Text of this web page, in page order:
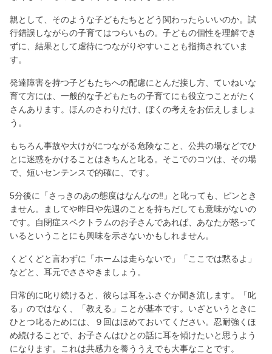
親として、そのような子どもたちとどう関わったらいいのか。試
行錯誤しながらの子育てはつらいもの。子どもの個性を理解でき
ずに、結果として虐待につながりやすいことも指摘されていま
す。
発達障害を持つ子どもたちへの配慮にとんだ接し方、ていねいな
育て方には、一般的な子どもたちの子育てにも役立つことがたく
さんあります。ほんのさわりだけ、ぼくの考えをお伝えしましょ
う。
もちろん事故や大けがにつながる危険なこと、公共の場などでひ
とに迷惑をかけることはきちんと叱る。そこでのコツは、その場
で、短いセンテンスで的確に、です。
5分後に「さっきのあの態度はなんなの‼」と叱っても、ピンとき
ません。ましてや昨日や先週のことを持ちだしても意味がないの
です。自閉症スペクトラムのお子さんであれば、あなたが怒って
いるということにも興味を示さないかもしれません。
くどくどと言わずに「ホームは走らないで」「ここでは黙るよ」
などと、耳元でささやきましょう。
日常的に叱り続けると、彼らは耳をふさぐか聞き流します。「叱
る」のではなく、「教える」ことが基本です。いざというときに
ひとつ叱るためには、９回はほめておいてください。忍耐強くほ
め続けることで、お子さんはひとの話に耳を傾けたいと思うよう
になります。これは共感力を養ううえでも大事なことです。